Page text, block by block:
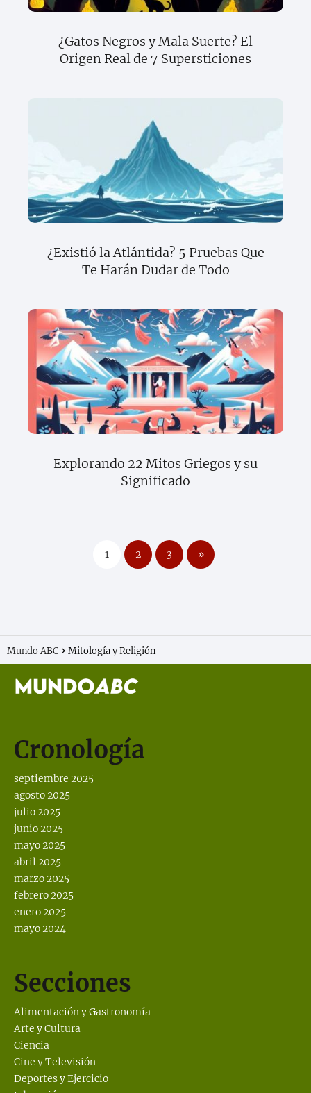
¿Gatos Negros y Mala Suerte? El
Origen Real de 7 Supersticiones
¿Existió la Atlántida? 5 Pruebas Que
Te Harán Dudar de Todo
Explorando 22 Mitos Griegos y su
Significado
1 2 3 »
Mundo ABC Mitología y Religión
Cronología
septiembre 2025
agosto 2025
julio 2025
junio 2025
mayo 2025
abril 2025
marzo 2025
febrero 2025
enero 2025
mayo 2024
Secciones
Alimentación y Gastronomía
Arte y Cultura
Ciencia
Cine y Televisión
Deportes y Ejercicio